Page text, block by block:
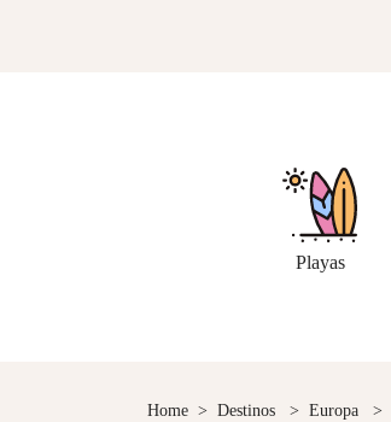
Playas
Home > Destinos > Europa >